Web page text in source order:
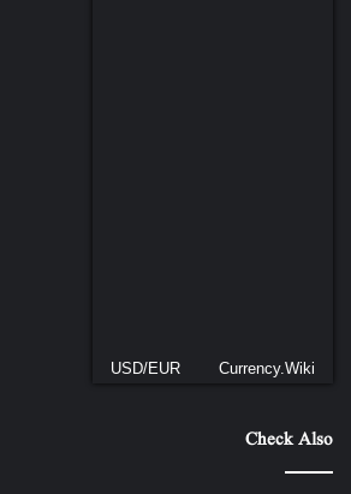
USD/EUR Currency.Wiki
Check Also